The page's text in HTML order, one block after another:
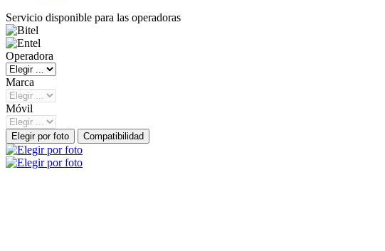
Servicio disponible para las operadoras
Operadora
Marca
Móvil